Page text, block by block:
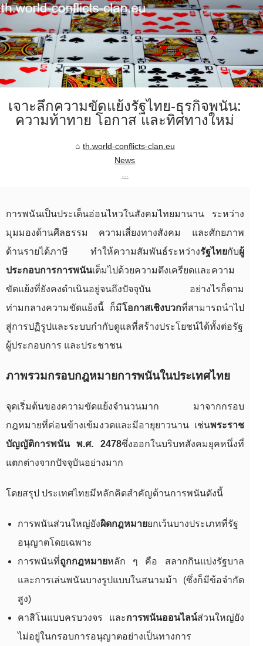
เจาะลึกความขัดแย้งรัฐไทย-ธุรกิจพนัน:
ความท้าทาย โอกาส และทิศทางใหม่
th.world-conflicts-clan.eu
News
...
การพนันเป็นประเด็นอ่อนไหวในสังคมไทยมานาน ระหว่าง
มุมมองด้านศีลธรรม ความเสี่ยงทางสังคม และศักยภาพ
ด้านรายได้ภาษี ทำให้ความสัมพันธ์ระหว่างรัฐไทยกับผู้
ประกอบการการพนันเต็มไปด้วยความตึงเครียดและความ
ขัดแย้งที่ยังคงดำเนินอยู่จนถึงปัจจุบัน อย่างไรก็ตาม
ท่ามกลางความขัดแย้งนี้ ก็มีโอกาสเชิงบวกที่สามารถนำไป
สู่การปฏิรูปและระบบกำกับดูแลที่สร้างประโยชน์ได้ทั้งต่อรัฐ
ผู้ประกอบการ และประชาชน
ภาพรวมกรอบกฎหมายการพนันในประเทศไทย
จุดเริ่มต้นของความขัดแย้งจำนวนมาก มาจากกรอบ
กฎหมายที่ค่อนข้างเข้มงวดและมีอายุยาวนาน เช่นพระราช
บัญญัติการพนัน พ.ศ. 2478ซึ่งออกในบริบทสังคมยุคหนึ่งที่
แตกต่างจากปัจจุบันอย่างมาก
โดยสรุป ประเทศไทยมีหลักคิดสำคัญด้านการพนันดังนี้
การพนันส่วนใหญ่ยังผิดกฎหมายยกเว้นบางประเภทที่รัฐ
อนุญาตโดยเฉพาะ
การพนันที่ถูกกฎหมายหลัก ๆ คือ สลากกินแบ่งรัฐบาล
และการเล่นพนันบางรูปแบบในสนามม้า (ซึ่งก็มีข้อจำกัด
สูง)
คาสิโนแบบครบวงจร และการพนันออนไลน์ส่วนใหญ่ยัง
ไม่อยู่ในกรอบการอนุญาตอย่างเป็นทางการ